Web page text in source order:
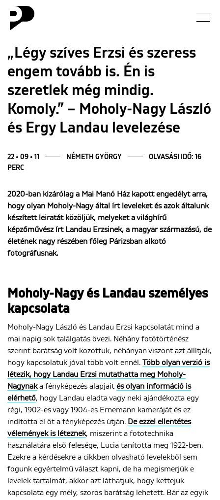
Hírek
Galéria
Esszé
Blog
„Légy szíves Erzsi és szeress
engem tovább is. Én is
szeretlek még mindig.
Komoly.” – Moholy-Nagy László
és Ergy Landau levelezése
22 • 09 • 11 NÉMETH GYÖRGY
OLVASÁSI IDŐ: 16
PERC
2020-ban kizárólag a Mai Manó Ház kapott engedélyt arra,
hogy olyan Moholy-Nagy által írt leveleket és azok általunk
készített leiratát közöljük, melyeket a világhírű
képzőművész írt Landau Erzsinek, a magyar származású, de
életének nagy részében főleg Párizsban alkotó
fotográfusnak.
Moholy-Nagy és Landau személyes
kapcsolata
Moholy-Nagy László és Landau Erzsi kapcsolatát mind a
mai napig sok találgatás övezi. Néhány fotótörténész
szerint barátság volt közöttük, néhányan viszont azt állítják,
hogy kapcsolatuk jóval több volt ennél. Több olyan verzió is
létezik, hogy Landau Erzsi mutathatta meg Moholy-
Nagynaka fényképezés alapjait és olyan információ is
elérhető, hogy Landau eladta vagy neki ajándékozta egy
régi, 1902-es vagy 1904-es Ernemann kameráját és ez
indította el őt a fényképezés útján. De ezzel ellentétes
vélemények is léteznek, miszerint a fototechnika
használatára első felesége, Lucia tanította meg 1922-ben.
Ezekre a kérdésekre a cikkben olvasható levelekből sem
fogunk egyértelmű választ kapni, de ha megismerjük e
levelek tartalmát, akkor azt láthatjuk, hogy kettejük
kapcsolata egy mély, szoros barátság lehetett. Bár az egyik